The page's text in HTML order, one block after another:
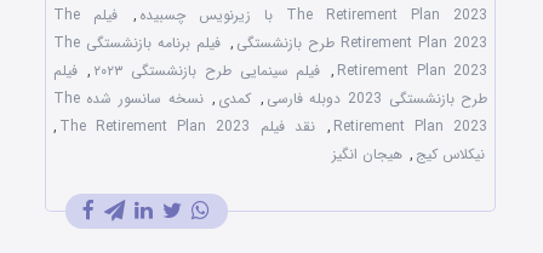
The Retirement Plan 2023 با زیرنویس چسبیده
,
فیلم The
Retirement Plan 2023 طرح بازنشستگی
,
فیلم برنامه بازنشستگی The
Retirement Plan 2023
, فیلم سینمایی طرح بازنشستگی ۲۰۲۳ , فیلم
طرح بازنشستگی 2023 دوبله فارسی
, کمدی ,
نسخه سانسور شده The
Retirement Plan 2023
, نقد فیلم The Retirement Plan 2023
,
نیکلاس کیج , هیجان انگیز